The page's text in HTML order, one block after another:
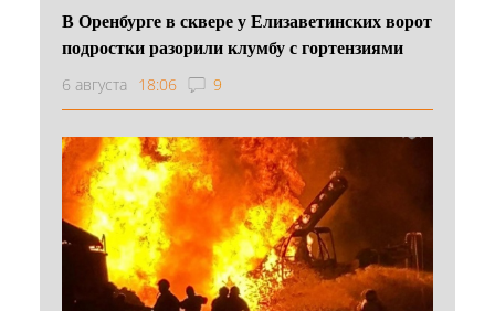
В Оренбурге в сквере у Елизаветинских ворот
подростки разорили клумбу с гортензиями
6 августа 18:06 9